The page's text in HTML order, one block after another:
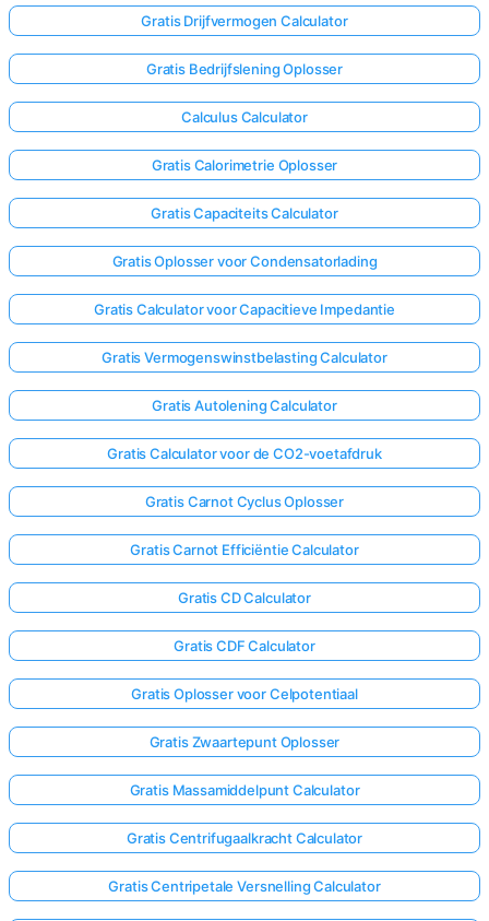
Gratis Drijfvermogen Calculator
Gratis Bedrijfslening Oplosser
Calculus Calculator
Gratis Calorimetrie Oplosser
Gratis Capaciteits Calculator
Gratis Oplosser voor Condensatorlading
Gratis Calculator voor Capacitieve Impedantie
Gratis Vermogenswinstbelasting Calculator
Gratis Autolening Calculator
Gratis Calculator voor de CO2-voetafdruk
Gratis Carnot Cyclus Oplosser
Gratis Carnot Efficiëntie Calculator
Gratis CD Calculator
Gratis CDF Calculator
Gratis Oplosser voor Celpotentiaal
Gratis Zwaartepunt Oplosser
Gratis Massamiddelpunt Calculator
Gratis Centrifugaalkracht Calculator
Gratis Centripetale Versnelling Calculator